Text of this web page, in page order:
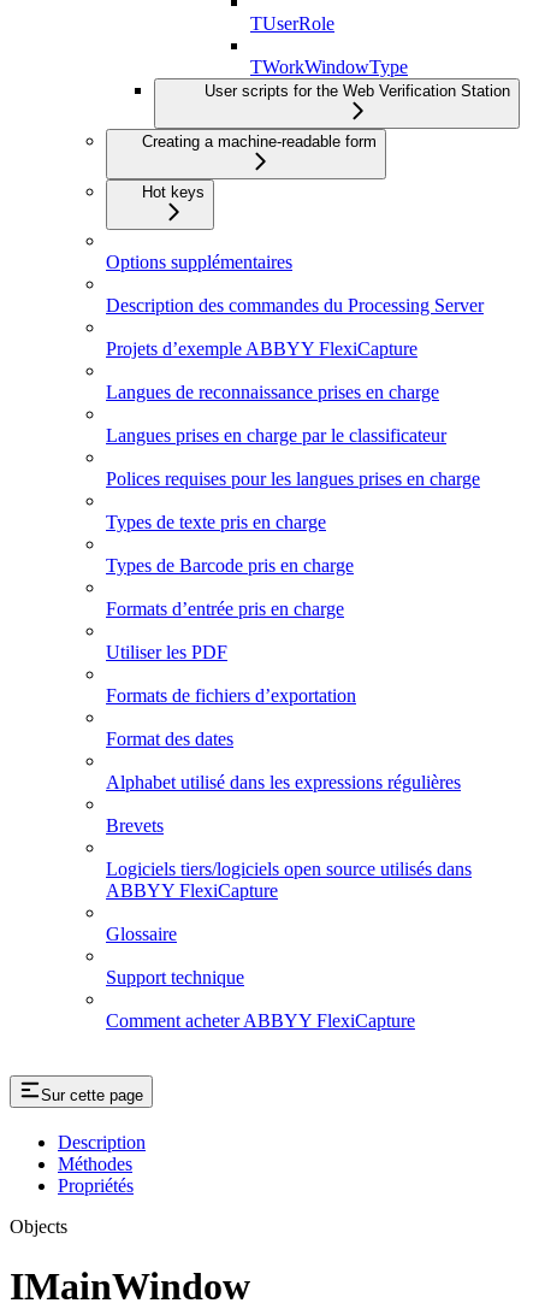
TUserRole
TWorkWindowType
User scripts for the Web Verification Station
Creating a machine-readable form
Hot keys
Options supplémentaires
Description des commandes du Processing Server
Projets d’exemple ABBYY FlexiCapture
Langues de reconnaissance prises en charge
Langues prises en charge par le classificateur
Polices requises pour les langues prises en charge
Types de texte pris en charge
Types de Barcode pris en charge
Formats d’entrée pris en charge
Utiliser les PDF
Formats de fichiers d’exportation
Format des dates
Alphabet utilisé dans les expressions régulières
Brevets
Logiciels tiers/logiciels open source utilisés dans
ABBYY FlexiCapture
Glossaire
Support technique
Comment acheter ABBYY FlexiCapture
Sur cette page
Description
Méthodes
Propriétés
Objects
IMainWindow